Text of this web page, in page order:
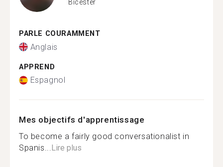
Bicester
PARLE COURAMMENT
Anglais
APPREND
Espagnol
Mes objectifs d'apprentissage
To become a fairly good conversationalist in
Spanis...Lire plus